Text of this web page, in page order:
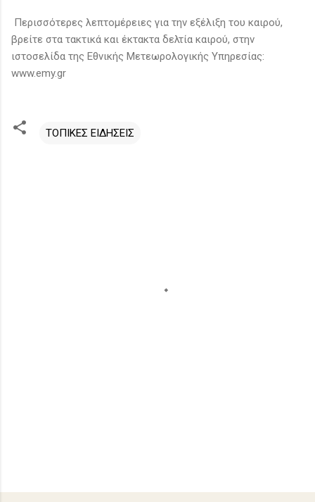
Περισσότερες λεπτομέρειες για την εξέλιξη του καιρού,
βρείτε στα τακτικά και έκτακτα δελτία καιρού, στην
ιστοσελίδα της Εθνικής Μετεωρολογικής Υπηρεσίας:
www.emy.gr
ΤΟΠΙΚΕΣ ΕΙΔΗΣΕΙΣ